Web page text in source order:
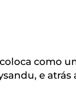
como
e atrás